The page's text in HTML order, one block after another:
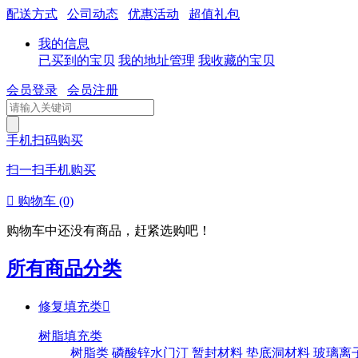
配送方式 公司动态 优惠活动 超值礼包
我的信息
已买到的宝贝 我的地址管理 我收藏的宝贝
会员登录 会员注册
手机扫码购买
扫一扫手机购买
 购物车 (0)
购物车中还没有商品，赶紧选购吧！
所有商品分类
修复填充类
树脂填充类
树脂类 磷酸锌水门汀 暂封材料 垫底洞材料 玻璃离